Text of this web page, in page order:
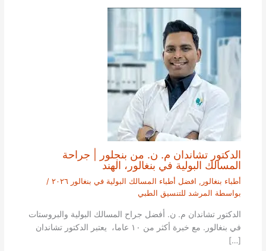
الدكتور تشاندان م. ن. من بنجلور | جراحة
المسالك البولية في بنغالور، الهند
أطباء بنغالور , افضل أطباء المسالك البولية في بنغالور ٢٠٢٦
/
بواسطة المرشد للتنسيق الطبي
الدكتور تشاندان م. ن. أفضل جراح المسالك البولية والبروستات
في بنغالور. مع خبرة أكثر من ١٠ عاما، يعتبر الدكتور تشاندان
[…]